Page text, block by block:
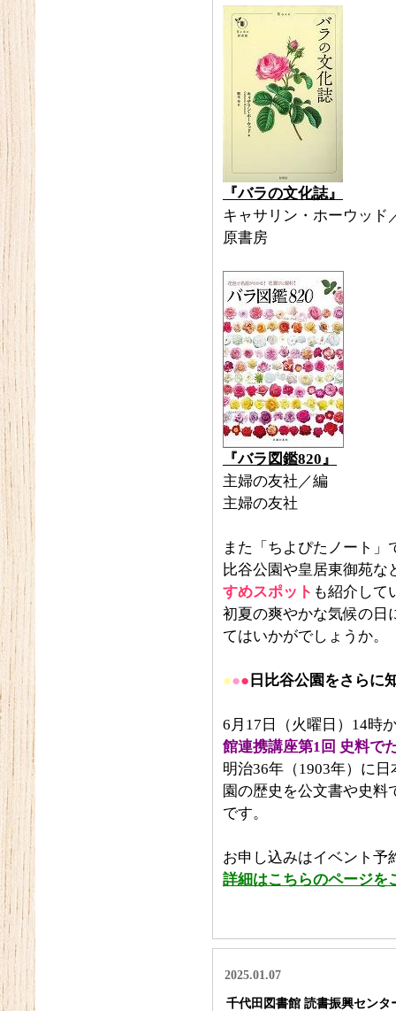
『バラの文化誌』
キャサリン・ホーウッド
原書房
『バラ図鑑820』
主婦の友社／編
主婦の友社
また「ちよぴたノート
比谷公園や皇居東御苑な
すめスポット も紹介して
初夏の爽やかな気候の日
てはいかがでしょうか。
●●● 日比谷公園をさらに
6月17日（火曜日）14時
館連携講座第1回 史料で
明治36年（1903年）に
園の歴史を公文書や史料
です。
お申し込みはイベント予
詳細はこちらのページを
2025.01.07
千代田図書館 読書振興センタ